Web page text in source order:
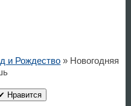
и Рождество » Новогодняя
Нравится